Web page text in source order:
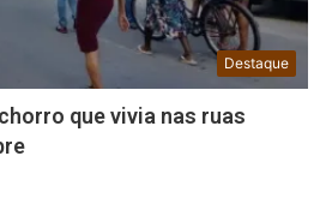
Destaque
que vivia nas ruas